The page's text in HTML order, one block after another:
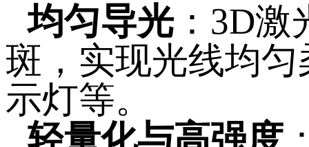
均匀导光 ：3D
斑，实现光线均
示灯等。